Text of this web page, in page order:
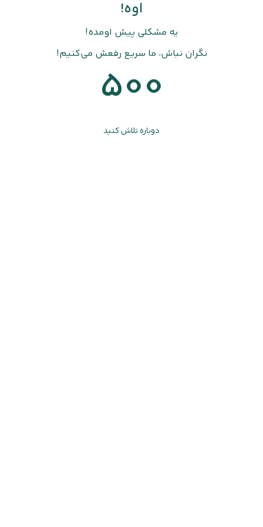
اوه!
یه مشکلی پیش اومده!
نگران نباش، ما سریع رفعش می‌کنیم!
500
دوباره تلاش کنید